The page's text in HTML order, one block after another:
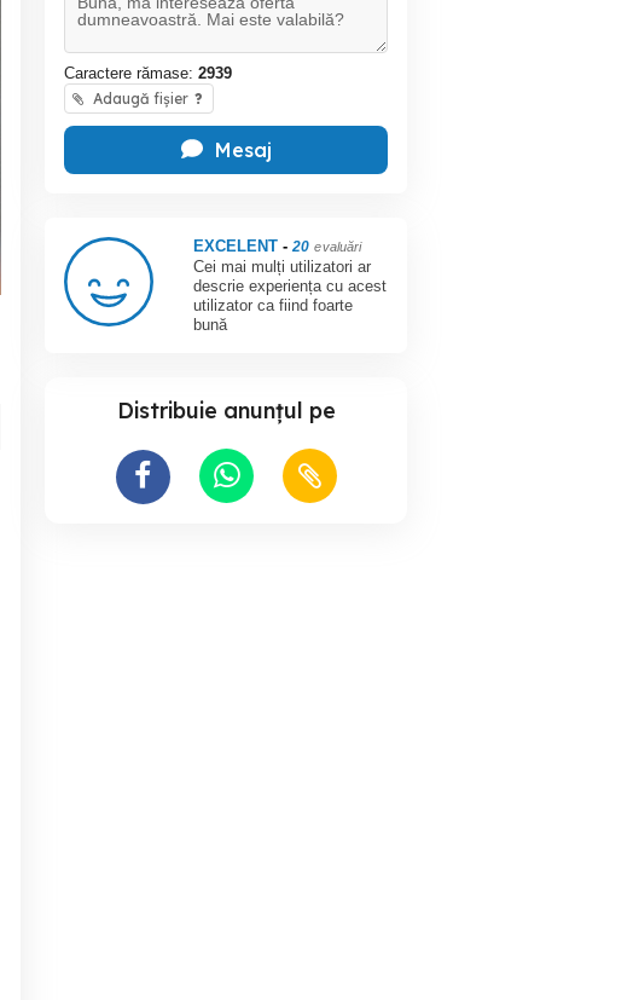
Caractere rămase: 2939
Adaugă fișier ?
Mesaj
EXCELENT- 20 evaluări
Cei mai mulți utilizatori ar
descrie experiența cu acest
utilizator ca fiind foarte
bună
Distribuie anunțul pe